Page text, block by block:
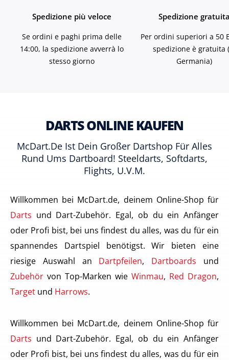
Spedizione più veloce
Se ordini e paghi prima delle
14:00, la spedizione avverrà lo
stesso giorno
Spedizione
Per ordini superiori a 50
spedizione è gratuita
Germania)
DARTS ONLINE KAUFEN
McDart.de Ist Dein Großer Dartshop Für Alles
Rund Ums Dartboard! Steeldarts, Softdarts,
Flights, U.v.m.
Willkommen bei McDart.de, deinem Online-Shop für
Darts und Dart-Zubehör. Egal, ob du ein Anfänger
oder Profi bist, bei uns findest du alles, was du für ein
spannendes Dartspiel benötigst. Wir bieten eine
riesige Auswahl an Dartpfeilen, Dartboards und
Zubehör von Top-Marken wie Winmau, Red Dragon,
Target und Harrows.
Willkommen bei McDart.de, deinem Online-Shop für
Darts und Dart-Zubehör. Egal, ob du ein Anfänger
oder Profi bist, bei uns findest du alles, was du für ein